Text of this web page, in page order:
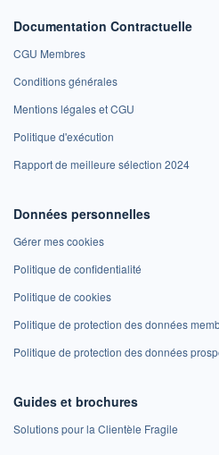
Documentation Contractuelle
CGU Membres
Conditions générales
Mentions légales et CGU
Politique d'exécution
Rapport de meilleure sélection 2024
Données personnelles
Gérer mes cookies
Politique de confidentialité
Politique de cookies
Politique de protection des données
Politique de protection des données
Guides et brochures
Solutions pour la Clientèle Fragile